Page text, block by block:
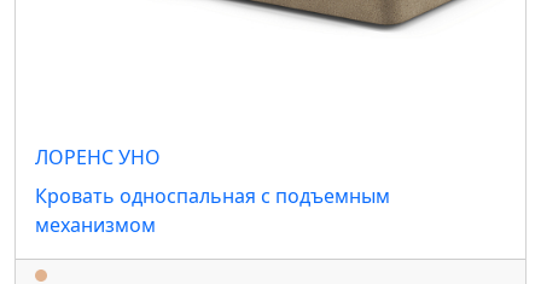
ЛОРЕНС УНО
Кровать односпальная с подъемным
механизмом